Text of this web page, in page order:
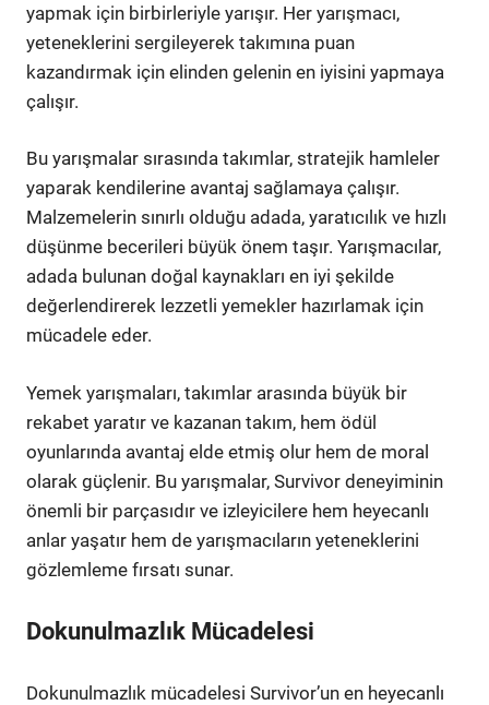
yapmak için birbirleriyle yarışır. Her yarışmacı,
yeteneklerini sergileyerek takımına puan
kazandırmak için elinden gelenin en iyisini yapmaya
çalışır.
Bu yarışmalar sırasında takımlar, stratejik hamleler
yaparak kendilerine avantaj sağlamaya çalışır.
Malzemelerin sınırlı olduğu adada, yaratıcılık ve hızlı
düşünme becerileri büyük önem taşır. Yarışmacılar,
adada bulunan doğal kaynakları en iyi şekilde
değerlendirerek lezzetli yemekler hazırlamak için
mücadele eder.
Yemek yarışmaları, takımlar arasında büyük bir
rekabet yaratır ve kazanan takım, hem ödül
oyunlarında avantaj elde etmiş olur hem de moral
olarak güçlenir. Bu yarışmalar, Survivor deneyiminin
önemli bir parçasıdır ve izleyicilere hem heyecanlı
anlar yaşatır hem de yarışmacıların yeteneklerini
gözlemleme fırsatı sunar.
Dokunulmazlık Mücadelesi
Dokunulmazlık mücadelesi Survivor’un en heyecanlı